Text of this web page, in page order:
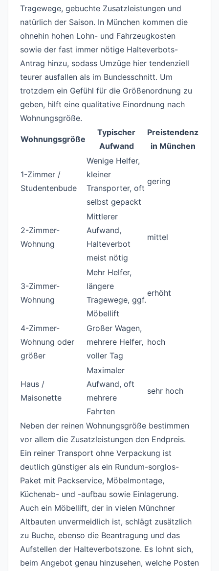
Tragewege, gebuchte Zusatzleistungen und
natürlich der Saison. In München kommen die
ohnehin hohen Lohn- und Fahrzeugkosten
sowie der fast immer nötige Halteverbots-
Antrag hinzu, sodass Umzüge hier tendenziell
teurer ausfallen als im Bundesschnitt. Um
trotzdem ein Gefühl für die Größenordnung zu
geben, hilft eine qualitative Einordnung nach
Wohnungsgröße.
Wohnungsgröße
Typischer
Aufwand
Preistendenz
in München
1-Zimmer /
Studentenbude
Wenige Helfer,
kleiner
Transporter, oft
selbst gepackt
gering
2-Zimmer-
Wohnung
Mittlerer
Aufwand,
Halteverbot
meist nötig
mittel
3-Zimmer-
Wohnung
Mehr Helfer,
längere
Tragewege, ggf.
Möbellift
erhöht
4-Zimmer-
Wohnung oder
größer
Großer Wagen,
mehrere Helfer,
voller Tag
hoch
Haus /
Maisonette
Maximaler
Aufwand, oft
mehrere
Fahrten
sehr hoch
Neben der reinen Wohnungsgröße bestimmen
vor allem die Zusatzleistungen den Endpreis.
Ein reiner Transport ohne Verpackung ist
deutlich günstiger als ein Rundum-sorglos-
Paket mit Packservice, Möbelmontage,
Küchenab- und -aufbau sowie Einlagerung.
Auch ein Möbellift, der in vielen Münchner
Altbauten unvermeidlich ist, schlägt zusätzlich
zu Buche, ebenso die Beantragung und das
Aufstellen der Halteverbotszone. Es lohnt sich,
beim Angebot genau hinzusehen, welche Posten